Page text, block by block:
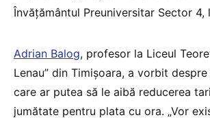
Învăţământul Preuniversitar Sector 4,
Adrian Balog, profesor la Liceul
Lenau” din Timișoara, a vorbit
care ar putea să le aibă reducerea
jumătate pentru plata cu ora. „Vor